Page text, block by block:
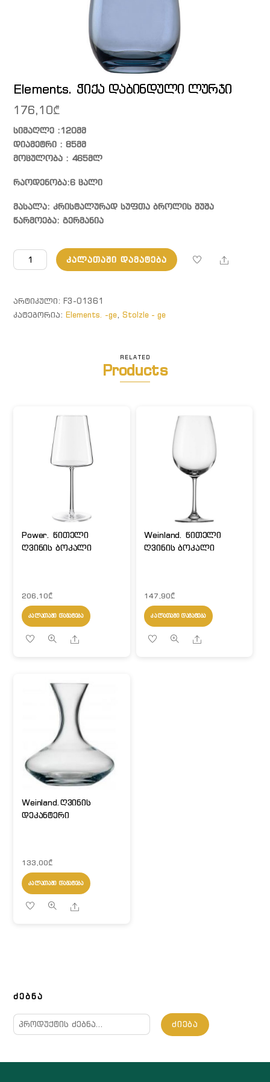
Elements. ჭიქა დაბინდული ლურჯი
176,10₾
სიმაღლე :120მმ
დიამეტრი : 85მმ
მოცულობა : 465მლ
რაოდენობა:6 ცალი
მასალა: კრისტალურად სუფთა ბროლის შუშა
წარმოება: გერმანია
რაოდენობა:
Elements.
დაბინდული
ლურჯი
ᲙᲐᲚᲐᲗᲐᲨᲘ ᲓᲐᲛᲐᲢᲔᲑᲐ Share
ᲐᲠᲢᲘᲙᲣᲚᲘ:F3-01361
ᲙᲐᲢᲔᲒᲝᲠᲘᲐ:Elements. -ge,Stolzle - ge
RELATED
Products
Power. წითელი
ღვინის ბოკალი
206,10₾
ᲙᲐᲚᲐᲗᲐᲨᲘ ᲓᲐᲛᲐᲢᲔᲑᲐ
Share
Weinland. წითელი
ღვინის ბოკალი
147,90₾
ᲙᲐᲚᲐᲗᲐᲨᲘ ᲓᲐᲛᲐᲢᲔᲑᲐ
Share
Weinland.ღვინის
დეკანტერი
133,00₾
ᲙᲐᲚᲐᲗᲐᲨᲘ ᲓᲐᲛᲐᲢᲔᲑᲐ
Share
ᲫᲔᲑᲜᲐ
ძებნა:
ᲫᲘᲔᲑᲐ